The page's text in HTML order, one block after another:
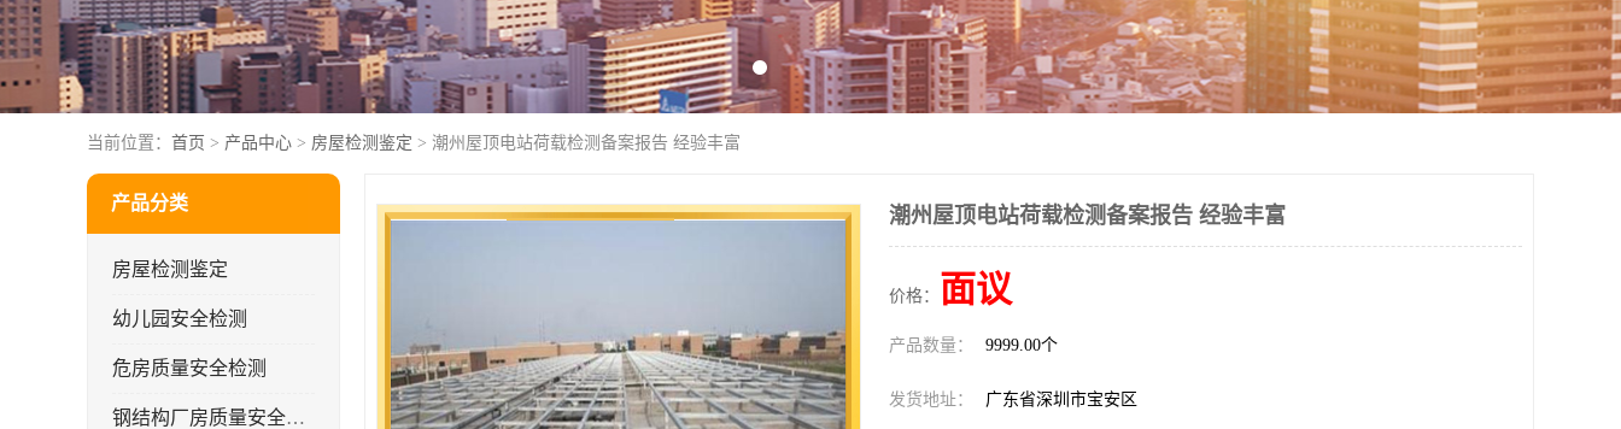
当前位置： 首页 > 产品中心 > 房屋检测鉴定 > 潮州屋顶电站荷载检测备案报告 经验丰富
产品分类
房屋检测鉴定
幼儿园安全检测
危房质量安全检测
钢结构厂房质量安全检测
潮州屋顶电站荷载检测备案报告 经验丰富
价格： 面议
产品数量： 9999.00个
发货地址： 广东省深圳市宝安区